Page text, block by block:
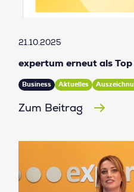
21.10.2025
expertum erneut als
Business Aktuelles
Zum Beitrag